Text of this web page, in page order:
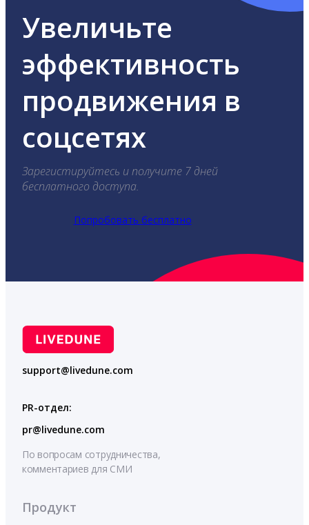
Увеличьте
эффективность
продвижения в
соцсетях
Зарегистируйтесь и получите 7 дней
бесплатного доступа.
Попробовать бесплатно
support@livedune.com
PR-отдел:
pr@livedune.com
По вопросам сотрудничества,
комментариев для СМИ
Продукт